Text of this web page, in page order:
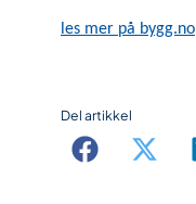
les mer på bygg.no
Del artikkel